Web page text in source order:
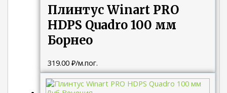
Плинтус Winart PRO
HDPS Quadro 100 мм
Борнео
319.00₽/м.пог.